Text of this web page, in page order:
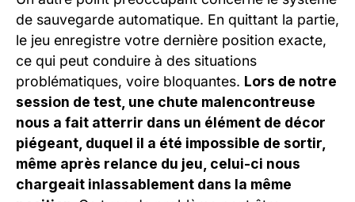
de sauvegarde automatique. En quittant la partie,
le jeu enregistre votre dernière position exacte,
ce qui peut conduire à des situations
problématiques, voire bloquantes. Lors de notre
session de test, une chute malencontreuse
nous a fait atterrir dans un élément de décor
piégeant, duquel il a été impossible de sortir,
même après relance du jeu, celui-ci nous
chargeait inlassablement dans la même